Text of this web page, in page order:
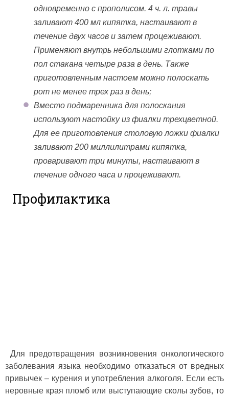
одновременно с прополисом. 4 ч. л. травы
заливают 400 мл кипятка, настаивают в
течение двух часов и затем процеживают.
Применяют внутрь небольшими глотками по
пол стакана четыре раза в день. Также
приготовленным настоем можно полоскать
рот не менее трех раз в день;
Вместо подмаренника для полоскания
используют настойку из фиалки трехцветной.
Для ее приготовления столовую ложки фиалки
заливают 200 миллилитрами кипятка,
проваривают три минуты, настаивают в
течение одного часа и процеживают.
Профилактика
Для предотвращения возникновения онкологического
заболевания языка необходимо отказаться от вредных
привычек – курения и употребления алкоголя. Если есть
неровные края пломб или выступающие сколы зубов, то